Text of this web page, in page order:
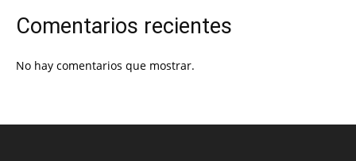
Comentarios recientes
No hay comentarios que mostrar.